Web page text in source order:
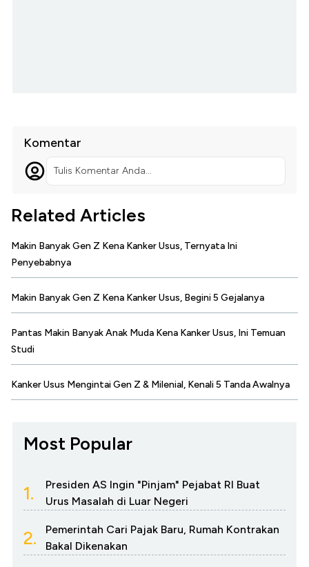
Komentar
Tulis Komentar Anda...
Related Articles
Makin Banyak Gen Z Kena Kanker Usus, Ternyata Ini
Penyebabnya
Makin Banyak Gen Z Kena Kanker Usus, Begini 5 Gejalanya
Pantas Makin Banyak Anak Muda Kena Kanker Usus, Ini Temuan
Studi
Kanker Usus Mengintai Gen Z & Milenial, Kenali 5 Tanda Awalnya
Most Popular
1.
Presiden AS Ingin "Pinjam" Pejabat RI Buat
Urus Masalah di Luar Negeri
2.
Pemerintah Cari Pajak Baru, Rumah Kontrakan
Bakal Dikenakan